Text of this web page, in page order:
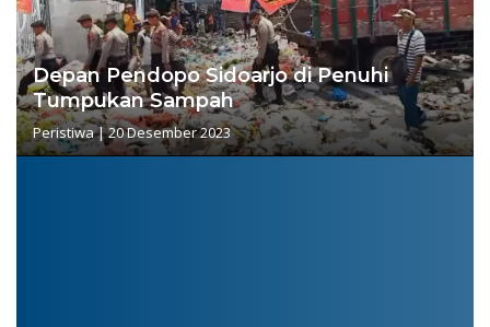
Depan Pendopo Sidoarjo di Penuhi
Tumpukan Sampah
Peristiwa|20 Desember 2023